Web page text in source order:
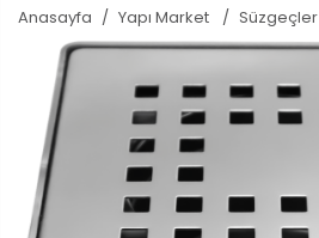
Anasayfa Yapı Market Süzgeçler